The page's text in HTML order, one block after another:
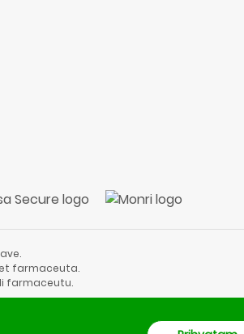
farmaceuta.
farmaceutu.